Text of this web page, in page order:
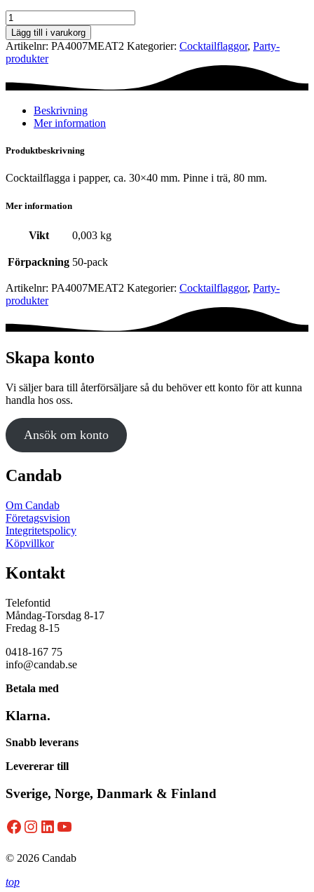
Cocktailflagga
-
Medium
rare
mängd
Lägg till i varukorg
Artikelnr: PA4007MEAT2 Kategorier: Cocktail­flaggor, Party­­
produkter
Beskrivning
Mer information
Produktbeskrivning
Cocktailflagga i papper, ca. 30×40 mm. Pinne i trä, 80 mm.
Mer information
Vikt 0,003 kg
Förpackning 50-pack
Artikelnr: PA4007MEAT2 Kategorier: Cocktail­flaggor, Party­­
produkter
Skapa konto
Vi säljer bara till återförsäljare så du behöver ett konto för att kunna
handla hos oss.
Ansök om konto
Candab
Om Candab
Företagsvision
Integritetspolicy
Köpvillkor
Kontakt
Telefontid
Måndag-Torsdag 8-17
Fredag 8-15
0418-167 75
info@candab.se
Betala med
Klarna.
Snabb leverans
Levererar till
Sverige, Norge, Danmark & Finland
Facebook
Instagram
LinkedIn
YouTube
© 2026 Candab
top